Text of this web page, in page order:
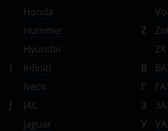
Honda
Hummer
Hyundai
I
Infiniti
Iveco
J
JAC
Jaguar
Z
ZX
В
Г
З
У